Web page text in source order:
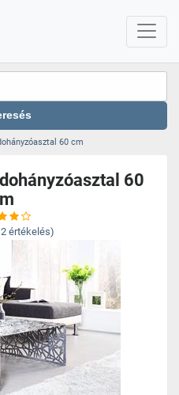
60 cm
60
2 értékelés)